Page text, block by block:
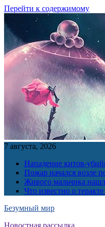
Перейти к содержимому
7 августа, 2026
Нападение китов-
Пожар начался возле
Живого мальчика
Что известно о
Безумный мир
Новостная рассылка